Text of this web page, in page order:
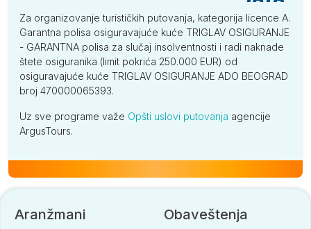
Za organizovanje turističkih putovanja, kategorija licence A.
Garantna polisa osiguravajuće kuće TRIGLAV OSIGURANJE
- GARANTNA polisa za slučaj insolventnosti i radi naknade
štete osiguranika (limit pokrića 250.000 EUR) od
osiguravajuće kuće TRIGLAV OSIGURANJE ADO BEOGRAD
broj 470000065393.
Uz sve programe važe Opšti uslovi putovanja agencije
ArgusTours.
Aranžmani Obaveštenja